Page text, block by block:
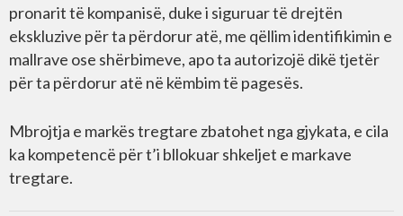
pronarit të kompanisë, duke i siguruar të drejtën
ekskluzive për ta përdorur atë, me qëllim identifikimin e
mallrave ose shërbimeve, apo ta autorizojë dikë tjetër
për ta përdorur atë në këmbim të pagesës.
Mbrojtja e markës tregtare zbatohet nga gjykata, e cila
ka kompetencë për t’i bllokuar shkeljet e markave
tregtare.